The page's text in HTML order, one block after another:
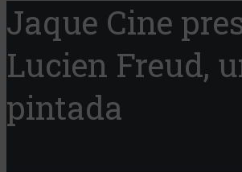
Jaque Cine
Lucien Freud,
pintada